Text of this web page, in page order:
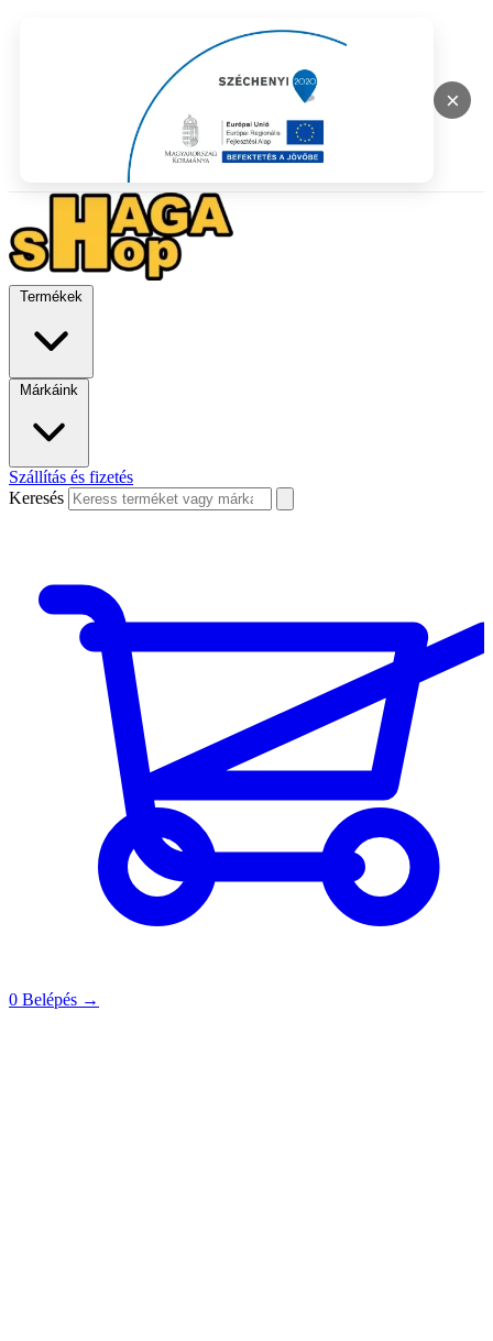
×
Termékek
Márkáink
Szállítás és fizetés
Keresés
0 Belépés →